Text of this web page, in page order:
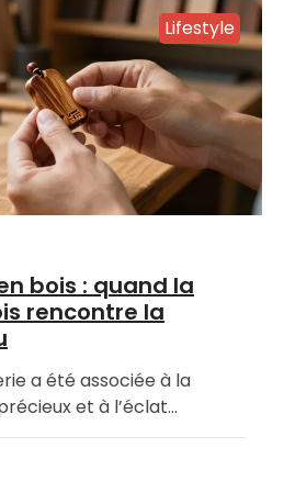
Lifestyle
bois : quand la
rencontre la
a été associée à la
et à l’éclat…